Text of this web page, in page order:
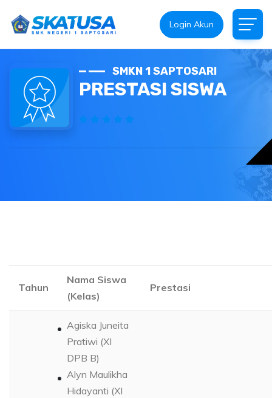
Login Akun
SMKN 1 SAPTOSARI
PRESTASI SISWA
Tahun
Nama Siswa
(Kelas)
Prestasi
Agiska Juneita
Pratiwi (XI
DPB B)
Alyn Maulikha
Hidayanti (XI